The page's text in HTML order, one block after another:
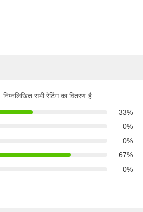
निम्नलिखित सभी रेटिंग का वितरण है
33%
0%
0%
67%
0%